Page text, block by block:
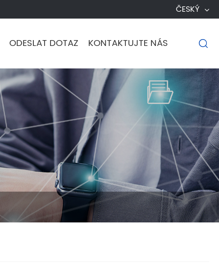
ČESKÝ
ODESLAT DOTAZ KONTAKTUJTE NÁS 